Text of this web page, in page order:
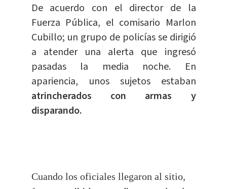
De acuerdo con el director de la
Fuerza Pública, el comisario Marlon
Cubillo; un grupo de policías se dirigió
a atender una alerta que ingresó
pasadas la media noche. En
apariencia, unos sujetos estaban
atrincherados con armas y
disparando.
Cuando los oficiales llegaron al sitio,